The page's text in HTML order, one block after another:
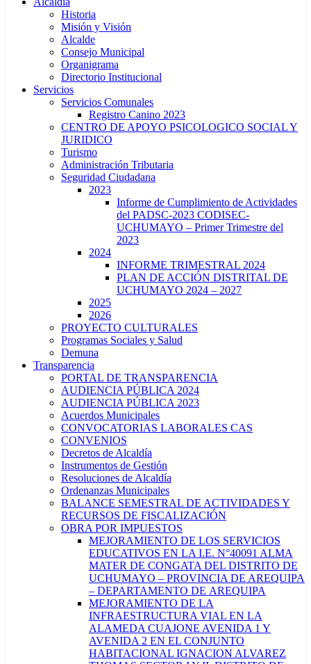
Historia
Misión y Visión
Alcalde
Consejo Municipal
Organigrama
Directorio Institucional
Servicios
Servicios Comunales
Registro Canino 2023
CENTRO DE APOYO PSICOLOGICO SOCIAL Y
JURIDICO
Turismo
Administración Tributaria
Seguridad Ciudadana
2023
Informe de Cumplimiento de Actividades
del PADSC-2023 CODISEC-
UCHUMAYO – Primer Trimestre del
2023
2024
INFORME TRIMESTRAL 2024
PLAN DE ACCIÓN DISTRITAL DE
UCHUMAYO 2024 – 2027
2025
2026
PROYECTO CULTURALES
Programas Sociales y Salud
Demuna
Transparencia
PORTAL DE TRANSPARENCIA
AUDIENCIA PÚBLICA 2024
AUDIENCIA PÚBLICA 2023
Acuerdos Municipales
CONVOCATORIAS LABORALES CAS
CONVENIOS
Decretos de Alcaldía
Instrumentos de Gestión
Resoluciones de Alcaldía
Ordenanzas Municipales
BALANCE SEMESTRAL DE ACTIVIDADES Y
RECURSOS DE FISCALIZACIÓN
OBRA POR IMPUESTOS
MEJORAMIENTO DE LOS SERVICIOS
EDUCATIVOS EN LA I.E. N°40091 ALMA
MATER DE CONGATA DEL DISTRITO DE
UCHUMAYO – PROVINCIA DE AREQUIPA
– DEPARTAMENTO DE AREQUIPA
MEJORAMIENTO DE LA
INFRAESTRUCTURA VIAL EN LA
ALAMEDA CUAJONE AVENIDA 1 Y
AVENIDA 2 EN EL CONJUNTO
HABITACIONAL IGNACION ALVAREZ